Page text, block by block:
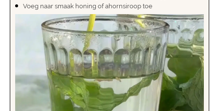
Voeg naar smaak honing of ahornsiroop toe